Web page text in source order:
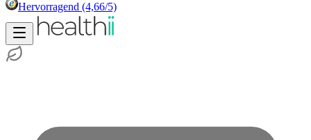
Hervorragend (4,66/5)